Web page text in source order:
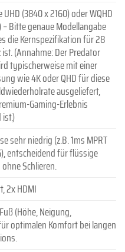
(3840 x 2160) oder WQHD
Bitte genaue Modellangabe
die Kernspezifikation für 28
ist. (Annahme: Der Predator
typischerweise mit einer
wie 4K oder QHD für diese
ausgeliefert,
Gaming-Erlebnis
sehr niedrig (z.B. 1ms MPRT
entscheidend für flüssige
Schlieren.
2x HDMI
(Höhe, Neigung,
optimalen Komfort bei langen